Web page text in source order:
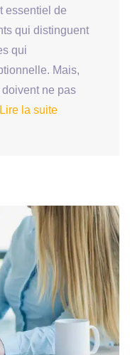
essentiel de
qui distinguent
qui
Mais,
ne pas
Lire la suite